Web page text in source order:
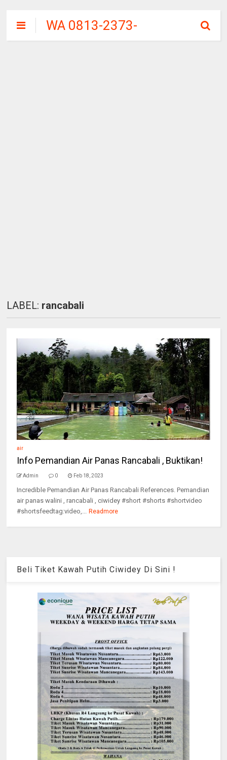
WA 0813-2373-
9973 | WALINI
LABEL: rancabali
air
Info Pemandian Air Panas Rancabali , Buktikan!
Admin 0 Feb 18, 2023
Incredible Pemandian Air Panas Rancabali References. Pemandian
air panas walini , rancabali , ciwidey #short #shorts #shortvideo
#shortsfeedtag:video,... Readmore
Beli Tiket Kawah Putih Ciwidey Di Sini !